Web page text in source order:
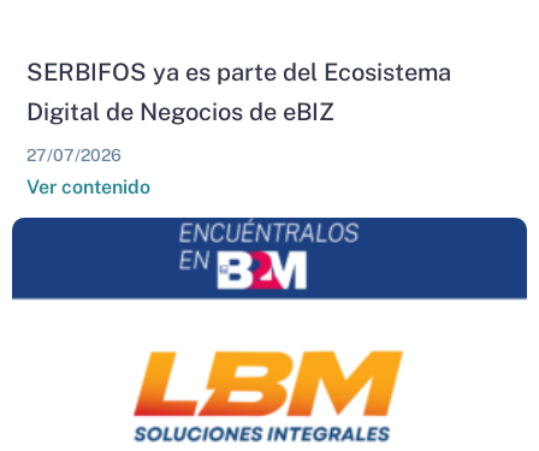
SERBIFOS ya es parte del Ecosistema
Digital de Negocios de eBIZ
27/07/2026
Ver contenido